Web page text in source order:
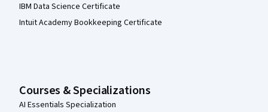
IBM Data Science Certificate
Intuit Academy Bookkeeping Certificate
Courses & Specializations
AI Essentials Specialization